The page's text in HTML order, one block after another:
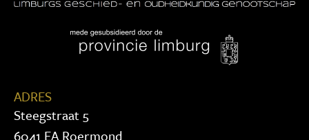
ADRES
Steegstraat 5
6041 EA Roermond